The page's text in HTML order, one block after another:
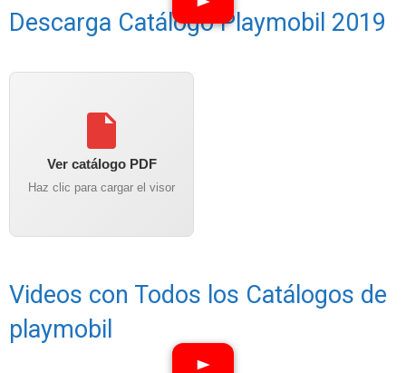
Descarga Catálogo Playmobil 2019
Ver catálogo PDF
Haz clic para cargar el visor
Videos con Todos los Catálogos de
playmobil